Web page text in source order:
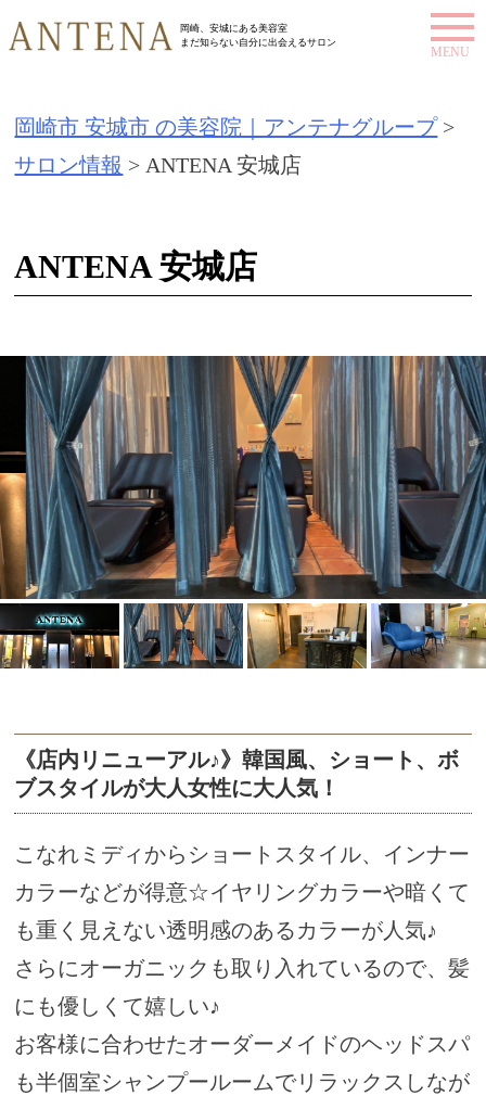
k
t
t
岡崎、安城にある美容室
まだ知らない自分に出会えるサロン
岡崎市 安城市 の美容院｜アンテナグループ>
サロン情報 > ANTENA 安城店
ANTENA 安城店
《店内リニューアル♪》韓国風、ショート、ボ
ブスタイルが大人女性に大人気！
こなれミディからショートスタイル、インナー
カラーなどが得意☆イヤリングカラーや暗くて
も重く見えない透明感のあるカラーが人気♪
さらにオーガニックも取り入れているので、髪
にも優しくて嬉しい♪
お客様に合わせたオーダーメイドのヘッドスパ
も半個室シャンプールームでリラックスしなが